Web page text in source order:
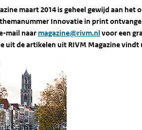
maart 2014 is geheel gewijd aan het
Innovatie in print
mail naar magazine@rivm.nl voor een
uit de artikelen uit RIVM Magazine vindt